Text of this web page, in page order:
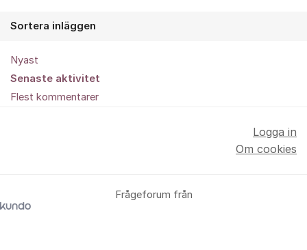
Sortera inläggen
Nyast
Senaste aktivitet
Flest kommentarer
Frågeforum från
Logga in
Om cookies